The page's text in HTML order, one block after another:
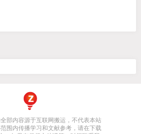
部内容源于互联网搬运，不代表本站
围内传播学习和文献参考，请在下载